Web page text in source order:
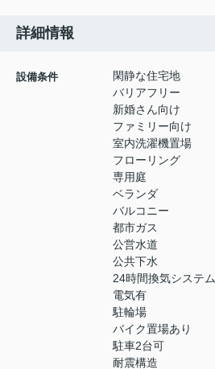
詳細情報
設備条件
閑静な住宅地
バリアフリー
新婚さん向け
ファミリー向け
室内洗濯機置場
フローリング
専用庭
ベランダ
バルコニー
都市ガス
公営水道
公共下水
24時間換気システム
電気有
駐輪場
バイク置場あり
駐車2台可
耐震構造